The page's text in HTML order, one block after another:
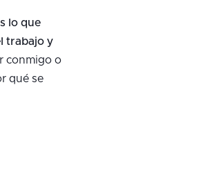
lo que
trabajo y
conmigo o
qué se